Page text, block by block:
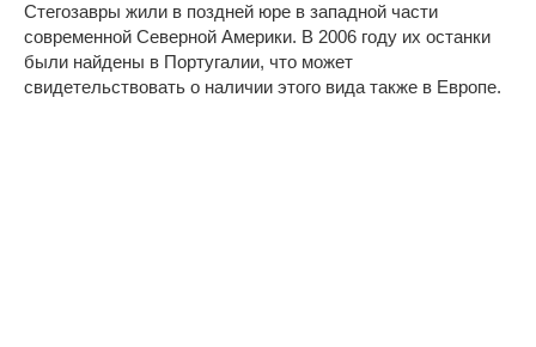
Стегозавры жили в поздней юре в западной части
современной Северной Америки. В 2006 году их останки
были найдены в Португалии, что может
свидетельствовать о наличии этого вида также в Европе.